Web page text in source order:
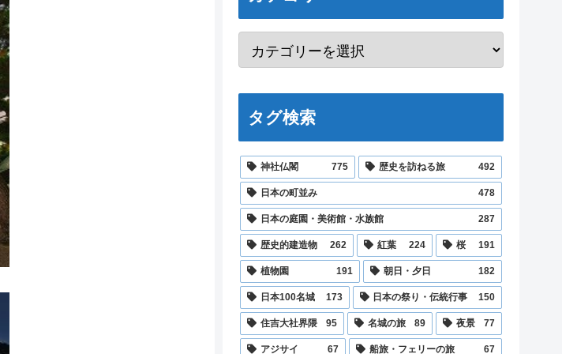
タグ検索
神社仏閣 775 歴史を訪ねる旅 492
日本の町並み 478
日本の庭園・美術館・水族館 287
歴史的建造物 262 紅葉 224 桜 191
植物園 191 朝日・夕日 182
日本100名城 173 日本の祭り・伝統行事 150
住吉大社界隈 95 名城の旅 89 夜景 77
アジサイ 67 船旅・フェリーの旅 67